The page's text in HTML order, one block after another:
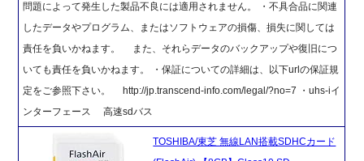
問題によって発生した製品不良には適用されません。 ・不具合品に関連
したデータやプログラム、またはソフトウェアの損傷、損失に関しては
責任を負いかねます。 また、それらデータのバックアップや復旧につ
いても責任を負いかねます。 ・保証についての詳細は、以下urlの保証規
定をご参照下さい。 http://jp.transcend-info.com/legal/?no=7 ・uhs-iイ
ンターフェース 高速sdバス
TOSHIBA/東芝 無線LAN搭載SDHCカード